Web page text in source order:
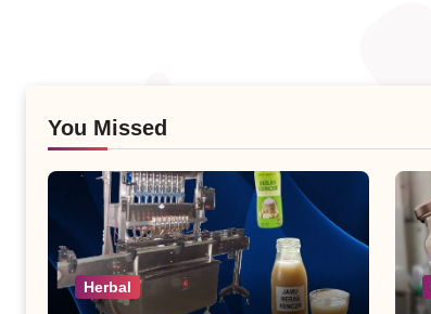
You Missed
Herbal